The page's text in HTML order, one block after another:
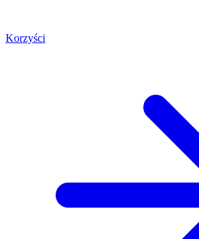
Korzyści